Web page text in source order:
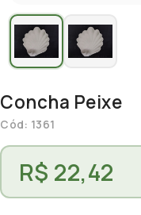
Concha Peixe
Cód: 1361
R$ 22,42